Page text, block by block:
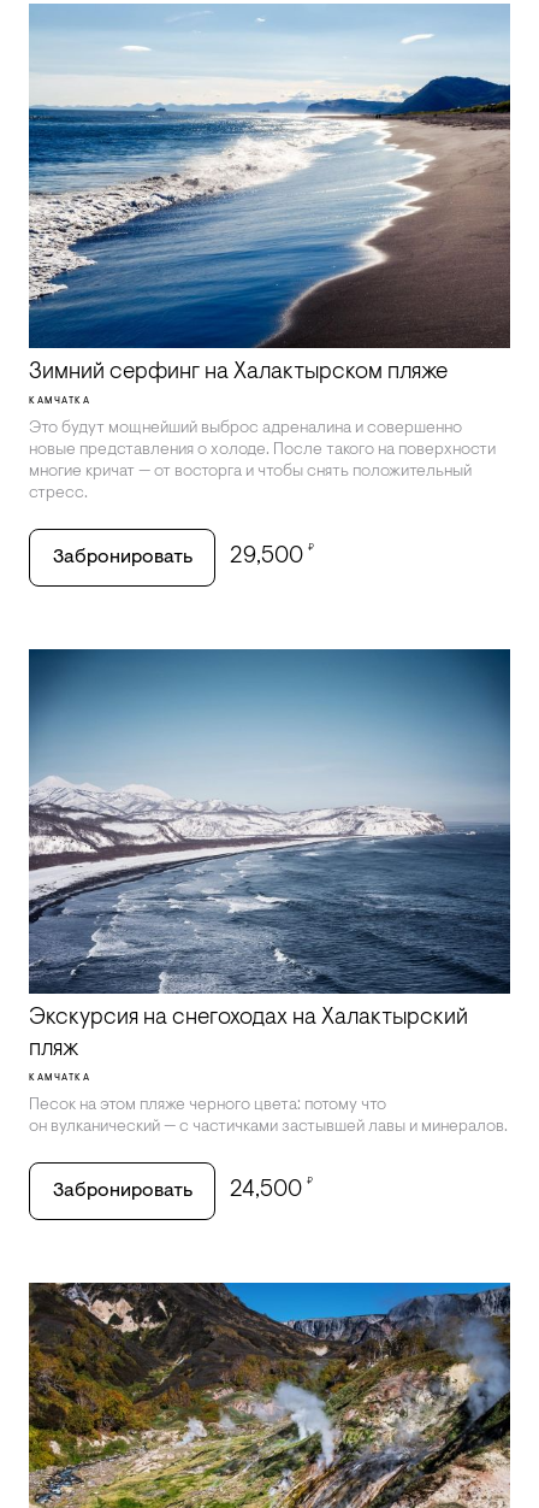
Зимний серфинг на Халактырском пляже
КАМЧАТКА
Это будут мощнейший выброс адреналина и совершенно
новые представления о холоде. После такого на поверхности
многие кричат — от восторга и чтобы снять положительный
стресс.
Забронировать 29,500 ₽
Экскурсия на снегоходах на Халактырский
пляж
КАМЧАТКА
Песок на этом пляже черного цвета: потому что
он вулканический — с частичками застывшей лавы и минералов.
Забронировать 24,500 ₽